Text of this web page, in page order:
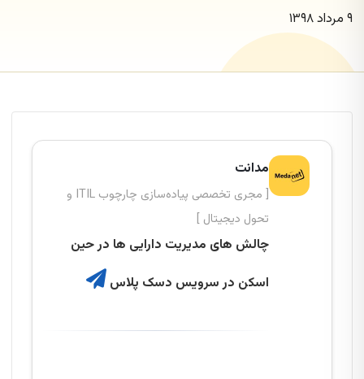
۹ مرداد ۱۳۹۸
مدانت
[ مجری تخصصی پیاده‌سازی چارچوب ITIL و
تحول دیجیتال ]
چالش های مدیریت دارایی ها در حین
اسکن در سرویس دسک پلاس